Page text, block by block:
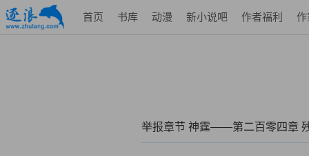
首页 书库 动漫 新小说吧 作者福利 作
举报章节 神霆——第二百零四章